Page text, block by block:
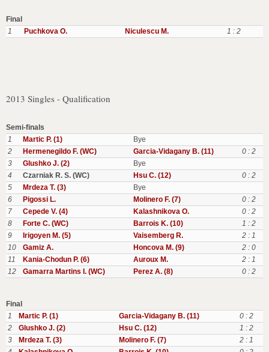
Final
1
Puchkova O. Niculescu M. 1 : 2
2013 Singles - Qualification
Semi-finals
1
Martic P. (1)
Bye
2
Hermenegildo F. (WC) Garcia-Vidagany B. (11)
0 : 2
3
Glushko J. (2)
Bye
4
Czarniak R. S. (WC) Hsu C. (12)
0 : 2
5
Mrdeza T. (3)
Bye
6
Pigossi L. Molinero F. (7)
0 : 2
7
Cepede V. (4) Kalashnikova O.
0 : 2
8
Forte C. (WC) Barrois K. (10)
1 : 2
9
Irigoyen M. (5) Vaisemberg R.
2 : 1
10
Gamiz A. Honcova M. (9)
2 : 0
11
Kania-Chodun P. (6) Auroux M.
2 : 1
12
Gamarra Martins I. (WC) Perez A. (8) 0 : 2
Final
1
Martic P. (1) Garcia-Vidagany B. (11)
0 : 2
2
Glushko J. (2) Hsu C. (12)
1 : 2
3
Mrdeza T. (3) Molinero F. (7)
2 : 1